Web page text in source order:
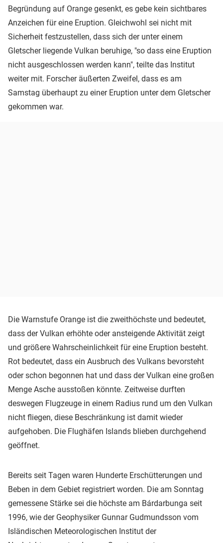
Begründung auf Orange gesenkt, es gebe kein sichtbares
Anzeichen für eine Eruption. Gleichwohl sei nicht mit
Sicherheit festzustellen, dass sich der unter einem
Gletscher liegende Vulkan beruhige, "so dass eine Eruption
nicht ausgeschlossen werden kann", teilte das Institut
weiter mit. Forscher äußerten Zweifel, dass es am
Samstag überhaupt zu einer Eruption unter dem Gletscher
gekommen war.
Die Warnstufe Orange ist die zweithöchste und bedeutet,
dass der Vulkan erhöhte oder ansteigende Aktivität zeigt
und größere Wahrscheinlichkeit für eine Eruption besteht.
Rot bedeutet, dass ein Ausbruch des Vulkans bevorsteht
oder schon begonnen hat und dass der Vulkan eine großen
Menge Asche ausstoßen könnte. Zeitweise durften
deswegen Flugzeuge in einem Radius rund um den Vulkan
nicht fliegen, diese Beschränkung ist damit wieder
aufgehoben. Die Flughäfen Islands blieben durchgehend
geöffnet.
Bereits seit Tagen waren Hunderte Erschütterungen und
Beben in dem Gebiet registriert worden. Die am Sonntag
gemessene Stärke sei die höchste am Bárdarbunga seit
1996, wie der Geophysiker Gunnar Gudmundsson vom
Isländischen Meteorologischen Institut der